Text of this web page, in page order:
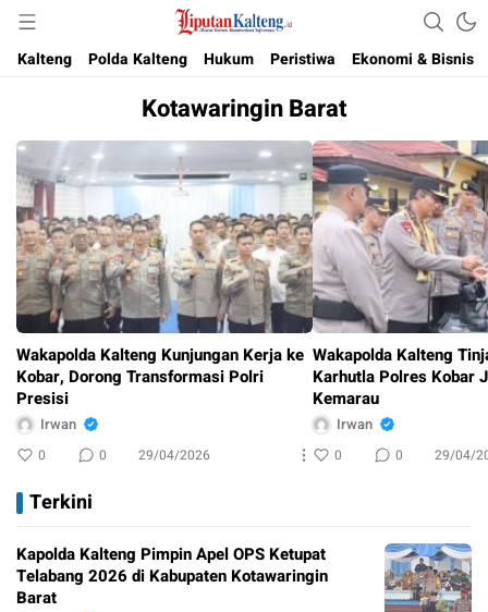
Liputan Kalteng
Akurat, Terpercaya & Independent
Kalteng
Polda Kalteng Hukum Peristiwa Ekonomi & Bisnis
Kotawaringin Barat
Wakapolda Kalteng Kunjungan Kerja ke
Kobar, Dorong Transformasi Polri
Presisi
Irwan
0 0 29/04/2026
Wakapolda Kalteng
Karhutla Polres Kobar
Kemarau
Irwan
0 0 29/04/
Terkini
Kapolda Kalteng Pimpin Apel OPS Ketupat
Telabang 2026 di Kabupaten Kotawaringin
Barat